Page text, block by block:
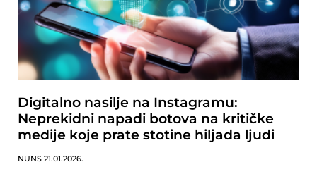
Digitalno nasilje na Instagramu:
Neprekidni napadi botova na kritičke
medije koje prate stotine hiljada ljudi
NUNS 21.01.2026.